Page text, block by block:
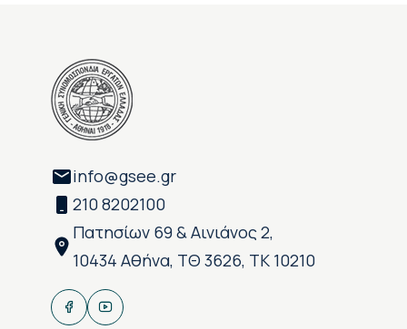
info@gsee.gr
210 8202100
Πατησίων 69 & Αινιάνος 2,
10434 Αθήνα, ΤΘ 3626, ΤΚ 10210